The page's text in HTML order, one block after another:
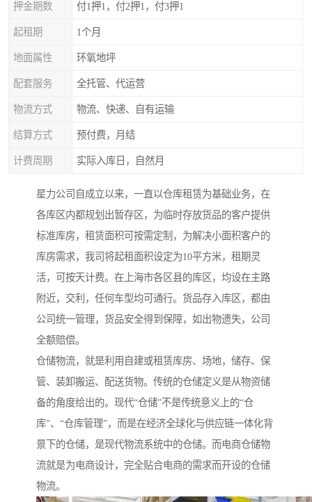
押金期数 付1押1，付2押1，付3押1
起租期 1个月
地面属性 环氧地坪
配套服务 全托管、代运营
物流方式 物流、快递、自有运输
结算方式 预付费，月结
计费周期 实际入库日，自然月
星力公司自成立以来，一直以仓库租赁为基础业务，在
各库区内都规划出暂存区，为临时存放货品的客户提供
标准库房，租赁面积可按需定制，为解决小面积客户的
库房需求，我司将起租面积设定为10平方米，租期灵
活，可按天计费。在上海市各区县的库区，均设在主路
附近，交利，任何车型均可通行。货品存入库区，都由
公司统一管理，货品安全得到保障，如出物遗失，公司
全额赔偿。
仓储物流，就是利用自建或租赁库房、场地，储存、保
管、装卸搬运、配送货物。传统的仓储定义是从物资储
备的角度给出的。现代“仓储”不是传统意义上的“仓
库”、“仓库管理”，而是在经济全球化与供应链一体化背
景下的仓储，是现代物流系统中的仓储。而电商仓储物
流就是为电商设计，完全贴合电商的需求而开设的仓储
物流。